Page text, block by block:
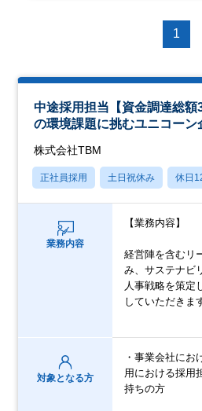
1
中途採用担当【資金調達総
の環境課題に挑むユニコーン
株式会社TBM
正社員採用 土日祝休み 休日
業務内容
【業務内容】
経営陣を含むリ
み、サステナビ
人事戦略を策定
していただきま
対象となる方
・事業会社にお
用における採用
持ちの方